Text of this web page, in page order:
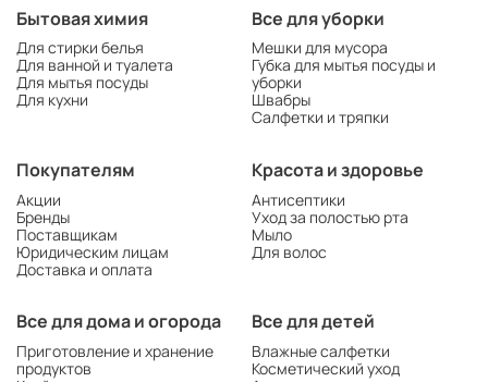
Бытовая химия
Для стирки белья
Для ванной и туалета
Для мытья посуды
Для кухни
Все для уборки
Мешки для мусора
Губка для мытья посуды и
уборки
Швабры
Салфетки и тряпки
Покупателям
Акции
Бренды
Поставщикам
Юридическим лицам
Доставка и оплата
Красота и здоровье
Антисептики
Уход за полостью рта
Мыло
Для волос
Все для дома и огорода
Приготовление и хранение
продуктов
Все для детей
Влажные салфетки
Косметический уход